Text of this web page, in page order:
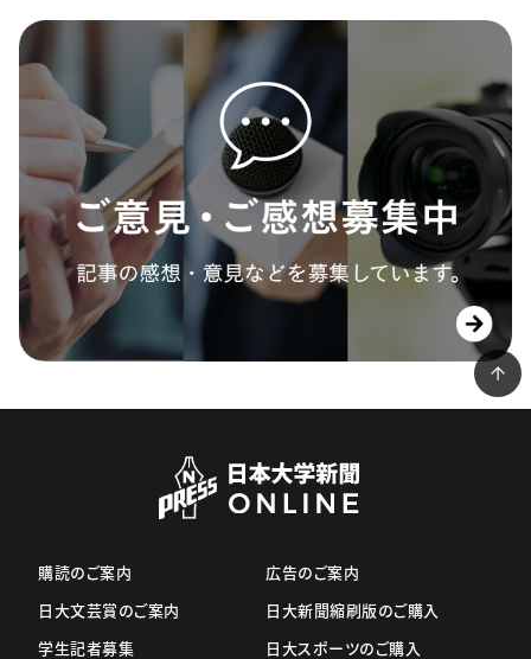
購読のご案内
日大文芸賞のご案内
学生記者募集
広告のご案内
日大新聞縮刷版のご購入
日大スポーツのご購入